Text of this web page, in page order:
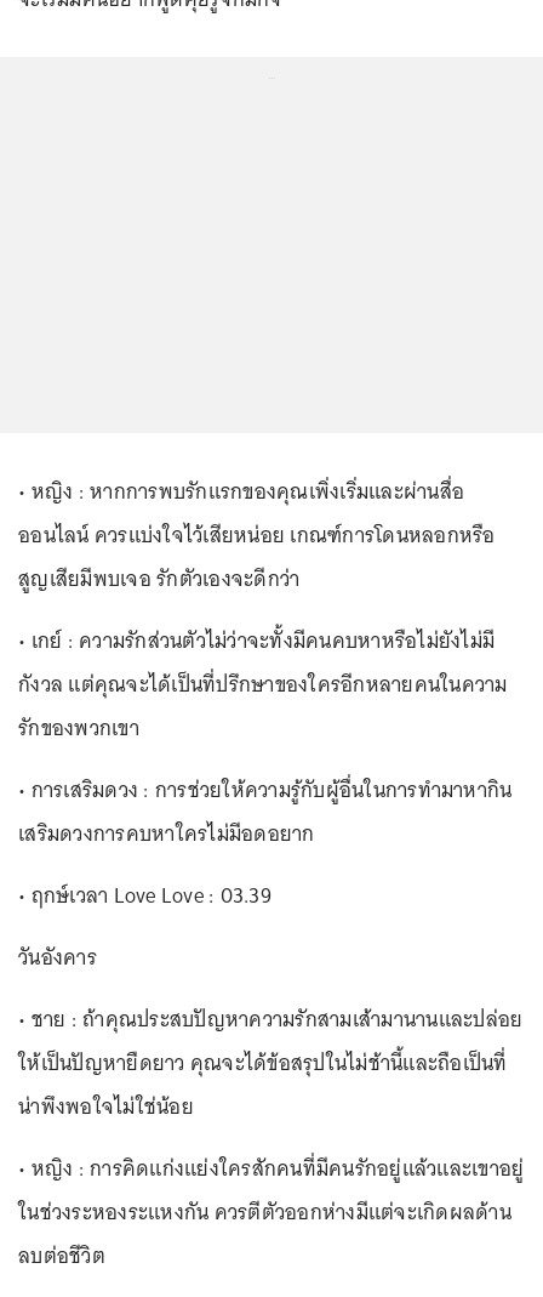
• หญิง : หากการพบรักแรกของคุณเพิ่งเริ่มและผ่านสื่อ
ออนไลน์ ควรแบ่งใจไว้เสียหน่อย เกณฑ์การโดนหลอกหรือ
สูญเสียมีพบเจอ รักตัวเองจะดีกว่า
• เกย์ : ความรักส่วนตัวไม่ว่าจะทั้งมีคนคบหาหรือไม่ยังไม่มี
กังวล แต่คุณจะได้เป็นที่ปรึกษาของใครอีกหลายคนในความ
รักของพวกเขา
• การเสริมดวง : การช่วยให้ความรู้กับผู้อื่นในการทำมาหากิน
เสริมดวงการคบหาใครไม่มีอดอยาก
• ฤกษ์เวลา Love Love : 03.39
วันอังคาร
• ชาย : ถ้าคุณประสบปัญหาความรักสามเส้ามานานและปล่อย
ให้เป็นปัญหายืดยาว คุณจะได้ข้อสรุปในไม่ช้านี้และถือเป็นที่
น่าพึงพอใจไม่ใช่น้อย
• หญิง : การคิดแก่งแย่งใครสักคนที่มีคนรักอยู่แล้วและเขาอยู่
ในช่วงระหองระแหงกัน ควรตีตัวออกห่างมีแต่จะเกิดผลด้าน
ลบต่อชีวิต